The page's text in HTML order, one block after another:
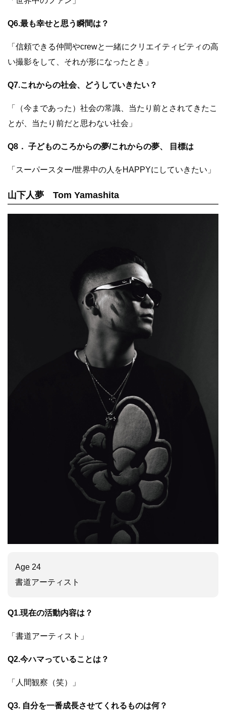
Q6.最も幸せと思う瞬間は？
「信頼できる仲間やcrewと一緒にクリエイティビティの高
い撮影をして、それが形になったとき」
Q7.これからの社会、どうしていきたい？
「（今まであった）社会の常識、当たり前とされてきたこ
とが、当たり前だと思わない社会」
Q8． 子どものころからの夢/これからの夢、 目標は
「スーパースター/世界中の人をHAPPYにしていきたい」
山下人夢 Tom Yamashita
Age 24
書道アーティスト
Q1.現在の活動内容は？
「書道アーティスト」
Q2.今ハマっていることは？
「人間観察（笑）」
Q3. 自分を一番成長させてくれるものは何？